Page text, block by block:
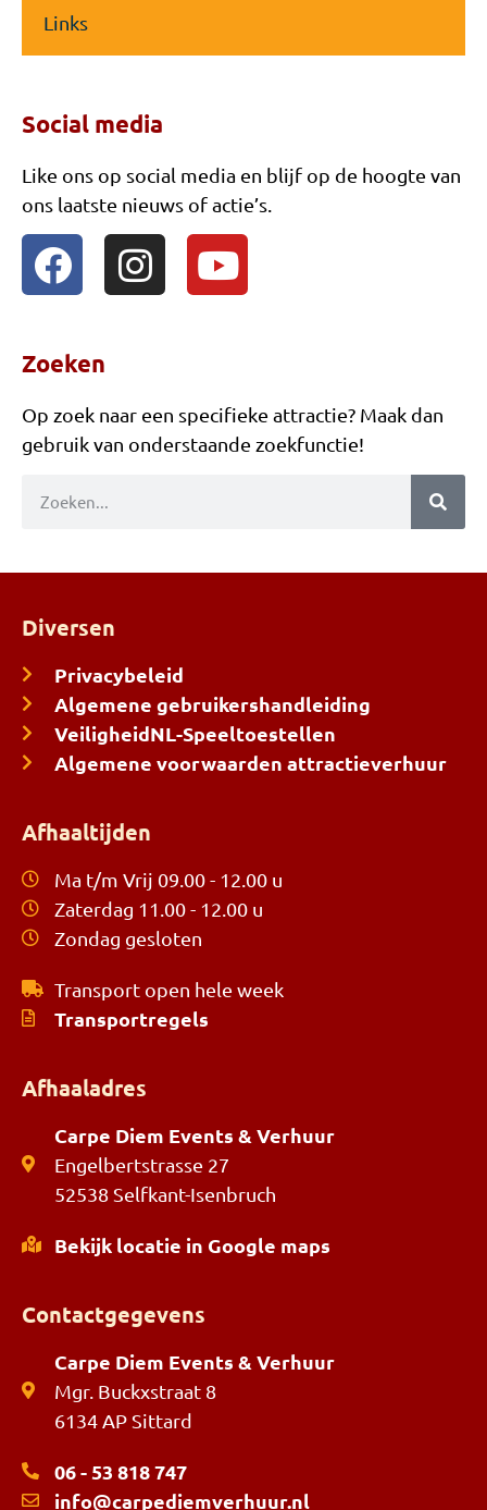
Links
Social media
Like ons op social media en blijf op de hoogte van
ons laatste nieuws of actie’s.
Zoeken
Op zoek naar een specifieke attractie? Maak dan
gebruik van onderstaande zoekfunctie!
Diversen
Privacybeleid
Algemene gebruikershandleiding
VeiligheidNL-Speeltoestellen
Algemene voorwaarden attractieverhuur
Afhaaltijden
Ma t/m Vrij 09.00 - 12.00 u
Zaterdag 11.00 - 12.00 u
Zondag gesloten
Transport open hele week
Transportregels
Afhaaladres
Carpe Diem Events & Verhuur
Engelbertstrasse 27
52538 Selfkant-Isenbruch
Bekijk locatie in Google maps
Contactgegevens
Carpe Diem Events & Verhuur
Mgr. Buckxstraat 8
6134 AP Sittard
06 - 53 818 747
info@carpediemverhuur.nl